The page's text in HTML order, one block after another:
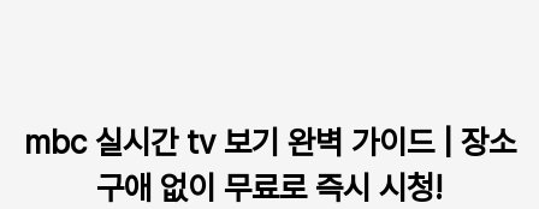
mbc 실시간 tv 보기 완벽 가이드 | 장소
구애 없이 무료로 즉시 시청!